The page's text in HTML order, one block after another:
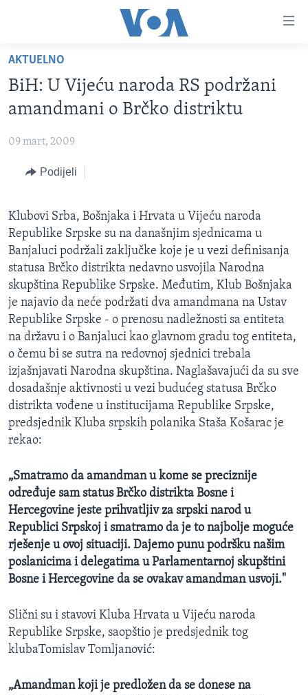
glavni
sadržaj
na
glavnu
VIJESTI
SJEDINJENE AMERIČKE DRŽAVE
SVIJET
NAUKA I TEHNOLOGIJA
KORUPCIJA
SLOBODA MEDIJA
ŽENSKA STRANA
IZBJEGLIČKA STRANA
MAGAZIN
O GLASU AMERIKE
Learning English
PRATITE NAS
Jezici
AKTUELNO
BiH: U Vijeću naroda RS podržani
amandmani o Brčko distriktu
09 mart, 2009
Podijeli
Klubovi Srba, Bošnjaka i Hrvata u Vijeću naroda
Republike Srpske su na današnjim sjednicama u
Banjaluci podržali zaključke koje je u vezi definisanja
statusa Brčko distrikta nedavno usvojila Narodna
skupština Republike Srpske. Međutim, Klub Bošnjaka
je najavio da neće podržati dva amandmana na Ustav
Republike Srpske - o prenosu nadležnosti sa entiteta
na državu i o Banjaluci kao glavnom gradu tog entiteta,
o čemu bi se sutra na redovnoj sjednici trebala
izjašnjavati Narodna skupština. Naglašavajući da su sve
dosadašnje aktivnosti u vezi budućeg statusa Brčko
distrikta vođene u institucijama Republike Srpske,
predsjednik Kluba srpskih polanika Staša Košarac je
rekao:
„Smatramo da amandman u kome se preciznije
određuje sam status Brčko distrikta Bosne i
Hercegovine jeste prihvatljiv za srpski narod u
Republici Srpskoj i smatramo da je to najbolje moguće
rješenje u ovoj situaciji. Dajemo punu podršku našim
poslanicima i delegatima u Parlamentarnoj skupštini
Bosne i Hercegovine da se ovakav amandman usvoji."
Slični su i stavovi Kluba Hrvata u Vijeću naroda
Republike Srpske, saopštio je predsjednik tog
klubaTomislav Tomljanović:
„Amandman koji je predložen da se donese na